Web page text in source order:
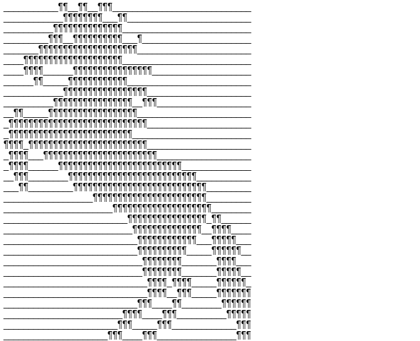
___________¶¶__¶¶__¶¶¶____________________________
____________¶¶¶¶¶¶¶¶___¶¶_________________________
__________¶¶¶¶¶¶¶¶¶¶¶¶¶¶__________________________
_________¶¶¶__¶¶¶¶¶¶¶¶¶¶___¶______________________
_______¶¶¶¶¶¶¶¶¶¶¶¶¶¶¶¶¶¶¶¶_______________________
____¶¶¶¶¶¶¶¶¶¶¶¶¶¶¶¶¶¶¶¶__________________________
____¶¶¶¶______¶¶¶¶¶¶¶¶¶¶¶¶¶¶¶¶____________________
______¶¶_____¶¶¶¶¶¶¶¶¶¶¶¶_________________________
____________¶¶¶¶¶¶¶¶¶¶¶¶¶¶¶¶¶_____________________
__________¶¶¶¶¶¶¶¶¶¶¶¶¶¶¶¶__¶¶¶___________________
__¶¶_____¶¶¶¶¶¶¶¶¶¶¶¶¶¶¶¶¶¶_______________________
_¶¶¶¶¶¶¶¶¶¶¶¶¶¶¶¶¶¶¶¶¶¶¶¶¶¶¶¶_____________________
_¶¶¶¶¶¶¶¶¶¶¶¶¶¶¶¶¶¶¶¶¶¶¶¶¶________________________
¶¶¶¶_¶¶¶¶¶¶¶¶¶¶¶¶¶¶¶¶¶¶¶¶¶¶¶¶_____________________
_¶¶¶¶___¶¶¶¶¶¶¶¶¶¶¶¶¶¶¶¶¶¶¶¶¶¶¶___________________
_¶¶¶¶______¶¶¶¶¶¶¶¶¶¶¶¶¶¶¶¶¶¶¶¶¶¶¶¶¶______________
__¶¶¶________¶¶¶¶¶¶¶¶¶¶¶¶¶¶¶¶¶¶¶¶¶¶¶¶¶¶___________
___¶¶_________¶¶¶¶¶¶¶¶¶¶¶¶¶¶¶¶¶¶¶¶¶¶¶¶¶¶¶_________
__________________¶¶¶¶¶¶¶¶¶¶¶¶¶¶¶¶¶¶¶¶¶¶¶_________
______________________¶¶¶¶¶¶¶¶¶¶¶¶¶¶¶¶¶¶¶¶________
_________________________¶¶¶¶¶¶¶¶¶¶¶¶¶¶¶¶_¶¶______
__________________________¶¶¶¶¶¶¶¶¶¶¶¶¶¶__¶¶¶¶____
___________________________¶¶¶¶¶¶¶¶¶¶¶¶___¶¶¶¶¶___
___________________________¶¶¶¶¶¶¶¶¶¶_____¶¶¶¶¶¶__
____________________________¶¶¶¶¶¶¶¶_______¶¶¶¶___
____________________________¶¶¶¶¶¶¶¶_______¶¶¶¶¶__
_____________________________¶¶¶¶_¶¶¶¶_____¶¶¶¶¶¶_
_____________________________¶¶¶¶__¶¶¶_____¶¶¶¶¶¶¶
___________________________¶¶¶____¶¶________¶¶¶¶¶¶
________________________¶¶¶¶____¶¶¶__________¶¶¶¶¶
_______________________¶¶¶_____¶¶¶_____________¶¶¶
_____________________¶¶¶____¶¶¶________________¶¶¶